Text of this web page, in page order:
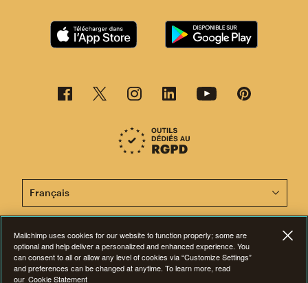
Cette page est désormais disponible en d'autres
©2001-2026 Tous droits réservés. Mailchimp® est une marque déposée de
The Rocket Science Group. Apple et le logo Apple sont des marques de
commerce d'Apple Inc. Mac App Store est une marque d'Apple Inc.
Google Play et le logo Google Play sont des marques de Google Inc.
Mailchimp uses cookies for our website to function properly; some are
optional and help deliver a personalized and enhanced experience. You
can consent to all or allow any level of cookies via “Customize Settings”
and preferences can be changed at anytime. To learn more, read
our Cookie Statement